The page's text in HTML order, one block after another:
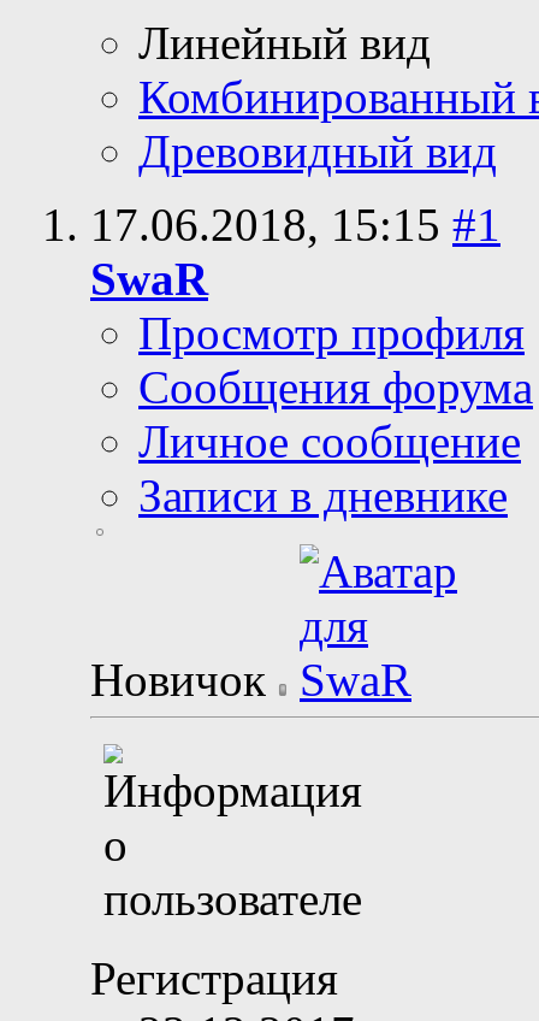
Линейный вид
Комбинированный
Древовидный вид
17.06.2018, 15:15 #1
SwaR
Просмотр профиля
Сообщения форума
Личное сообщение
Записи в дневнике
Новичок
Регистрация